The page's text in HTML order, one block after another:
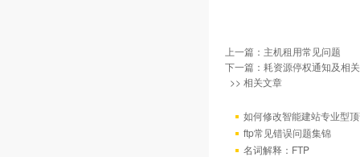
上一篇： 主机租用常见问题
下一篇： 耗资源停权通知及相
>> 相关文章
如何修改智能建站专业型
ftp常见错误问题集锦
名词解释：FTP